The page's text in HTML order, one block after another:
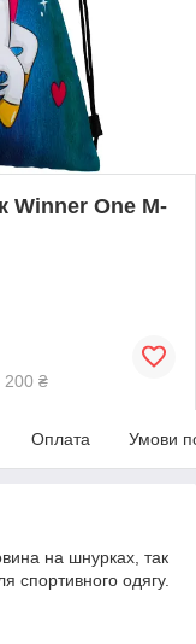
Winner One M-
200 ₴
Оплата Умови
на шнурках, так
спортивного одягу.